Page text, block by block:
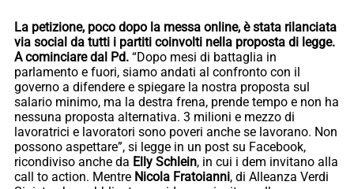
La petizione, poco dopo la messa online, è stata rilanciata
via social da tutti i partiti coinvolti nella proposta di legge.
A cominciare dal Pd. “Dopo mesi di battaglia in
parlamento e fuori, siamo andati al confronto con il
governo a difendere e spiegare la nostra proposta sul
salario minimo, ma la destra frena, prende tempo e non ha
nessuna proposta alternativa. 3 milioni e mezzo di
lavoratrici e lavoratori sono poveri anche se lavorano. Non
possono aspettare”, si legge in un post su Facebook,
ricondiviso anche da Elly Schlein, in cui i dem invitano alla
call to action. Mentre Nicola Fratoianni, di Alleanza Verdi